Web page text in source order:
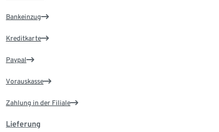
Bankeinzug
Kreditkarte
Paypal
Vorauskasse
Zahlung in der Filiale
Lieferung